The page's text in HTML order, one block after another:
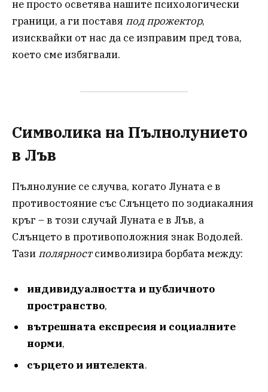
не просто осветява нашите психологически
граници, а ги поставя под прожектор,
изисквайки от нас да се изправим пред това,
което сме избягвали.
Символика на Пълнолунието
в Лъв
Пълнолуние се случва, когато Луната е в
противостояние със Слънцето по зодиакалния
кръг – в този случай Луната е в Лъв, а
Слънцето в противоположния знак Водолей.
Тази полярностсимволизира борбата между:
индивидуалността и публичното
пространство,
вътрешната експресия и социалните
норми,
сърцето и интелекта.